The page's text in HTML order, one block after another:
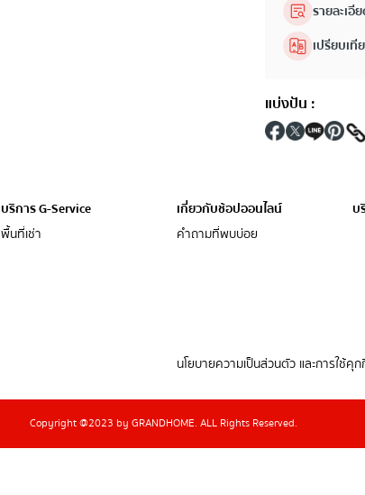
รายละเอี
เปรียบเ
แบ่งปัน :
บริการ G-Service
พื้นที่เช่า
เกี่ยวกับช้อปออนไลน์
คำถามที่พบบ่อย
บ
นโยบายความเป็นส่วนตัว และการใช้คุ
Copyright @2023 by GRANDHOME. ALL Rights Reserved.